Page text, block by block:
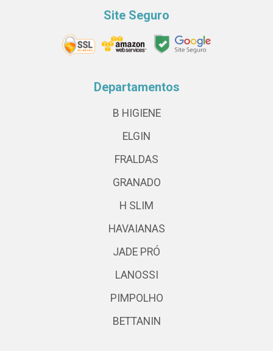
Site Seguro
Departamentos
B HIGIENE
ELGIN
FRALDAS
GRANADO
H SLIM
HAVAIANAS
JADE PRÓ
LANOSSI
PIMPOLHO
BETTANIN